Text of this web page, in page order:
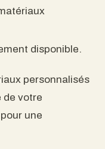
disponible.
personnalisés
de votre
une